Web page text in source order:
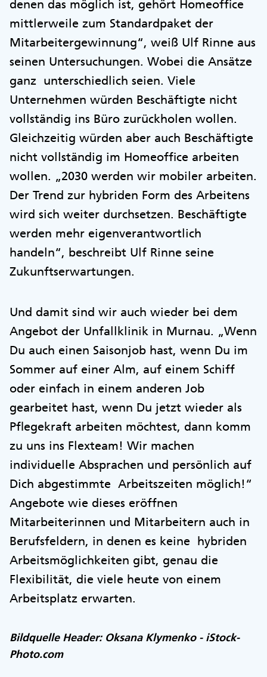
denen das möglich ist, gehört Homeoffice
mittlerweile zum Standardpaket der
Mitarbeitergewinnung“, weiß Ulf Rinne aus
seinen Untersuchungen. Wobei die Ansätze
ganz unterschiedlich seien. Viele
Unternehmen würden Beschäftigte nicht
vollständig ins Büro zurückholen wollen.
Gleichzeitig würden aber auch Beschäftigte
nicht vollständig im Homeoffice arbeiten
wollen. „2030 werden wir mobiler arbeiten.
Der Trend zur hybriden Form des Arbeitens
wird sich weiter durchsetzen. Beschäftigte
werden mehr eigenverantwortlich
handeln“, beschreibt Ulf Rinne seine
Zukunftserwartungen.
Und damit sind wir auch wieder bei dem
Angebot der Unfallklinik in Murnau. „Wenn
Du auch einen Saisonjob hast, wenn Du im
Sommer auf einer Alm, auf einem Schiff
oder einfach in einem anderen Job
gearbeitet hast, wenn Du jetzt wieder als
Pflegekraft arbeiten möchtest, dann komm
zu uns ins Flexteam! Wir machen
individuelle Absprachen und persönlich auf
Dich abgestimmte Arbeitszeiten möglich!“
Angebote wie dieses eröffnen
Mitarbeiterinnen und Mitarbeitern auch in
Berufsfeldern, in denen es keine hybriden
Arbeitsmöglichkeiten gibt, genau die
Flexibilität, die viele heute von einem
Arbeitsplatz erwarten.
Bildquelle Header: Oksana Klymenko - iStock-
Photo.com